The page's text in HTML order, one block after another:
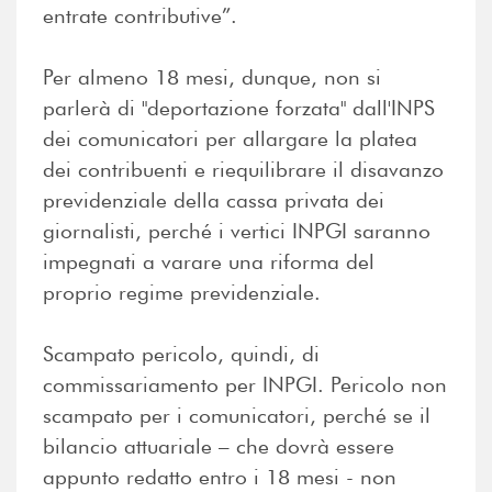
entrate contributive”.
Per almeno 18 mesi, dunque, non si
parlerà di "deportazione forzata" dall'INPS
dei comunicatori per allargare la platea
dei contribuenti e riequilibrare il disavanzo
previdenziale della cassa privata dei
giornalisti, perché i vertici INPGI saranno
impegnati a varare una riforma del
proprio regime previdenziale.
Scampato pericolo, quindi, di
commissariamento per INPGI. Pericolo non
scampato per i comunicatori, perché se il
bilancio attuariale – che dovrà essere
appunto redatto entro i 18 mesi - non